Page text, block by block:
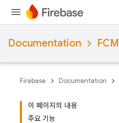
Documentation FCM
Firebase Documentation
이 페이지의 내용
주요 기능